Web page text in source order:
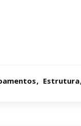
Estrutura